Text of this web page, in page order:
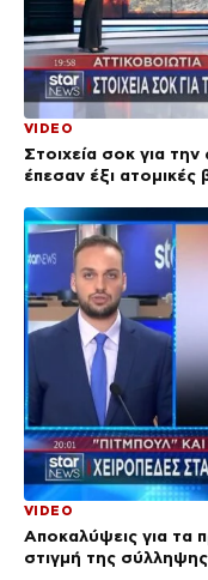
VIDEO
Στοιχεία σοκ για
έπεσαν έξι ατομικές
VIDEO
Αποκαλύψεις για τα
στιγμή της σύλληψης